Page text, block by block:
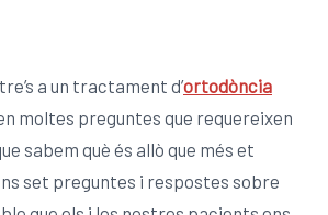
a un tractament d’ortodòncia
moltes preguntes que requereixen
sabem què és allò que més et
set preguntes i respostes sobre